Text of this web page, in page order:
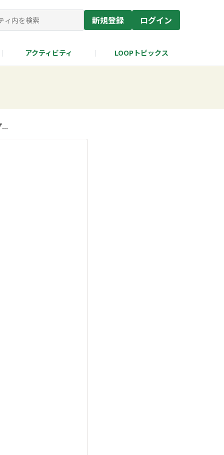
新規登録 ログイン
アクティビティ LOOPトピックス
...